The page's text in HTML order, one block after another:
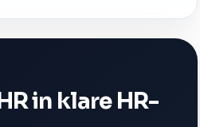
in klare HR-